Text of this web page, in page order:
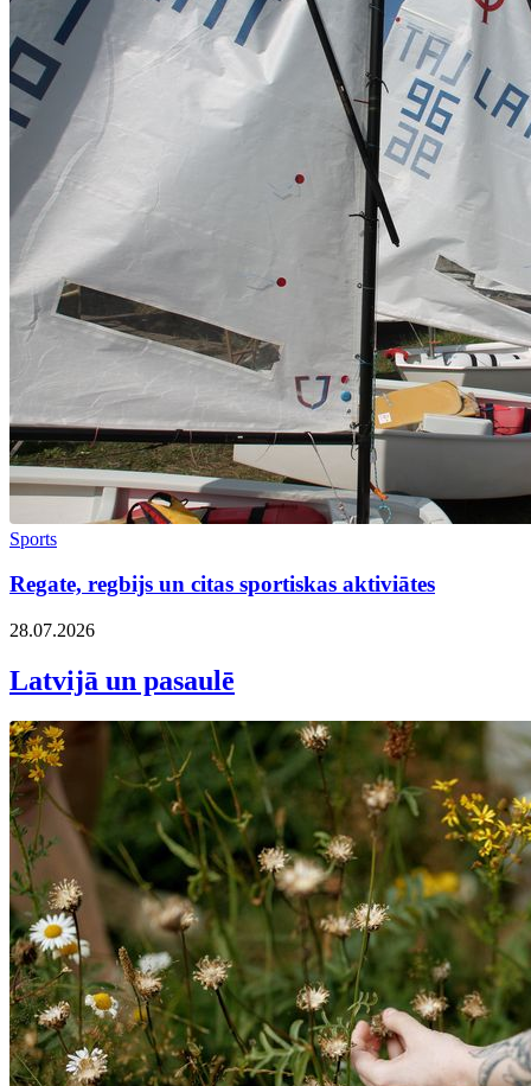
Sports
Regate, regbijs un citas sportiskas aktiviātes
28.07.2026
Latvijā un pasaulē